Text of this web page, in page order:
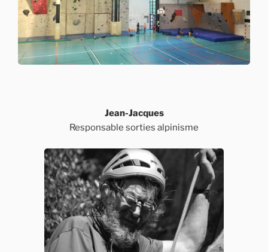
Jean-Jacques
Responsable sorties alpinisme